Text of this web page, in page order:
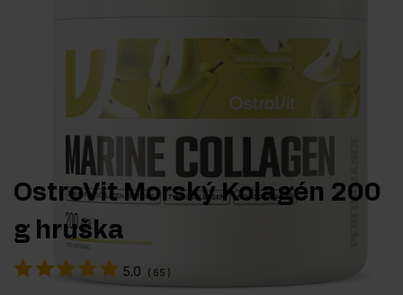
OstroVit Morský Kolagén 200
g hruška
5.0 ( 65 )